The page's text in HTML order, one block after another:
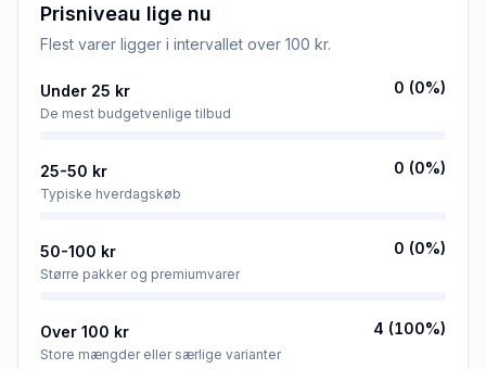
Prisniveau lige nu
Flest varer ligger i intervallet over 100 kr.
Under 25 kr
De mest budgetvenlige tilbud
0 (0%)
25-50 kr
Typiske hverdagskøb
0 (0%)
50-100 kr
Større pakker og premiumvarer
0 (0%)
Over 100 kr
Store mængder eller særlige varianter
4 (100%)